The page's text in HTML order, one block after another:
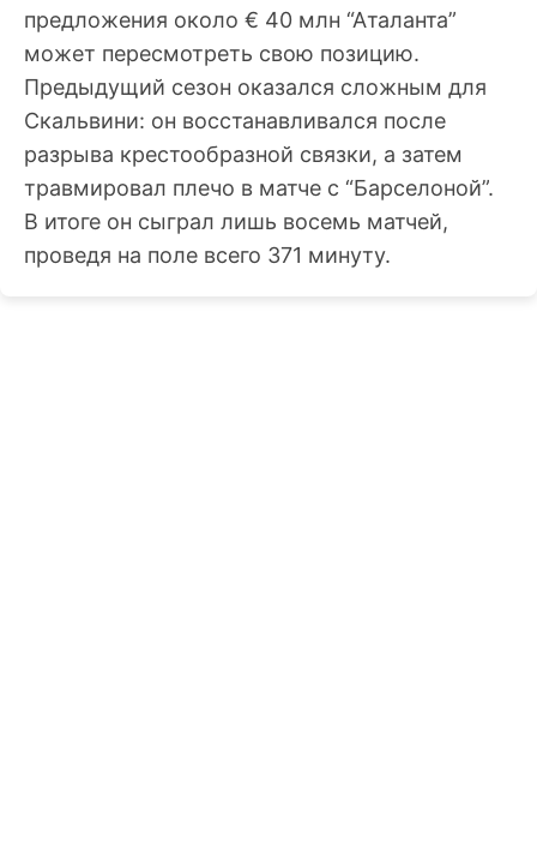
предложения около € 40 млн “Аталанта”
может пересмотреть свою позицию.
Предыдущий сезон оказался сложным для
Скальвини: он восстанавливался после
разрыва крестообразной связки, а затем
травмировал плечо в матче с “Барселоной”.
В итоге он сыграл лишь восемь матчей,
проведя на поле всего 371 минуту.